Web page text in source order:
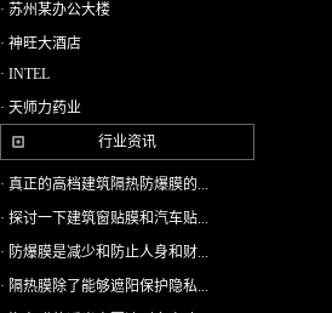
· 苏州某办公大楼
· 神旺大酒店
· INTEL
· 天师力药业
行业资讯
· 真正的高档建筑隔热防爆膜的...
· 探讨一下建筑窗贴膜和汽车贴...
· 防爆膜是减少和防止人身和财...
· 隔热膜除了能够遮阳保护隐私...